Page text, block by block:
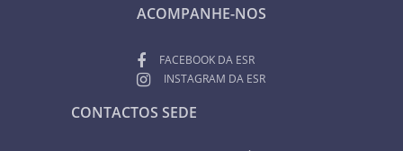
ACOMPANHE-NOS
FACEBOOK DA ESR
INSTAGRAM DA ESR
CONTACTOS SEDE